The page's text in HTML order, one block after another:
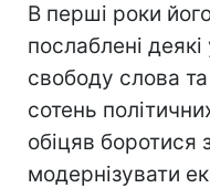
В перші роки
послаблені
свободу слова та
сотень
обіцяв боротися
модернізувати